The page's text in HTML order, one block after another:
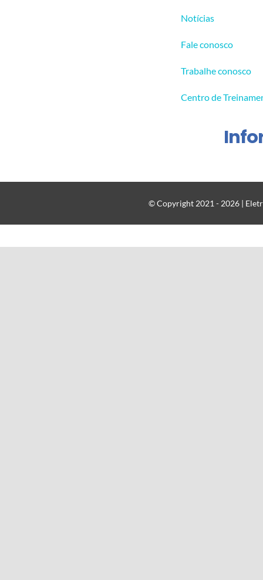
Notícias
Fale conosco
Trabalhe conosco
Centro de
© Copyright 2021 - 2026 |